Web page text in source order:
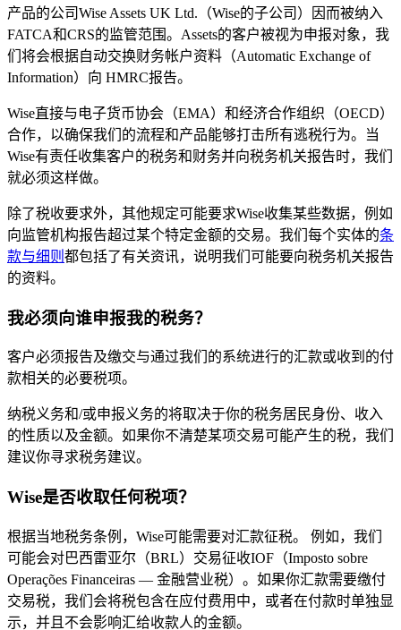
产品的公司Wise Assets UK Ltd.（Wise的子公司）因而被纳入
FATCA和CRS的监管范围。Assets的客户被视为申报对象，我
们将会根据自动交换财务帐户资料（Automatic Exchange of
Information）向 HMRC报告。
Wise直接与电子货币协会（EMA）和经济合作组织（OECD）
合作，以确保我们的流程和产品能够打击所有逃税行为。当
Wise有责任收集客户的税务和财务并向税务机关报告时，我们
就必须这样做。
除了税收要求外，其他规定可能要求Wise收集某些数据，例如
向监管机构报告超过某个特定金额的交易。我们每个实体的条
款与细则 都包括了有关资讯，说明我们可能要向税务机关报告
的资料。
我必须向谁申报我的税务？
客户必须报告及缴交与通过我们的系统进行的汇款或收到的付
款相关的必要税项。
纳税义务和/或申报义务的将取决于你的税务居民身份、收入
的性质以及金额。如果你不清楚某项交易可能产生的税，我们
建议你寻求税务建议。
Wise是否收取任何税项？
根据当地税务条例，Wise可能需要对汇款征税。 例如，我们
可能会对巴西雷亚尔（BRL）交易征收IOF（Imposto sobre
Operações Financeiras — 金融营业税）。如果你汇款需要缴付
交易税，我们会将税包含在应付费用中，或者在付款时单独显
示，并且不会影响汇给收款人的金额。